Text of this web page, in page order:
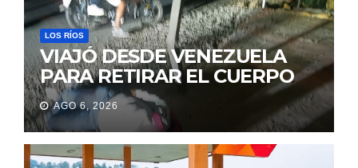
LOS RÍOS
VIAJÓ DESDE VENEZUELA
PARA RETIRAR EL CUERPO
DE SU MARIDO QUE
PERMANECIÓ SEIS DÍAS EN
LA MORGUE
AGO 6, 2026